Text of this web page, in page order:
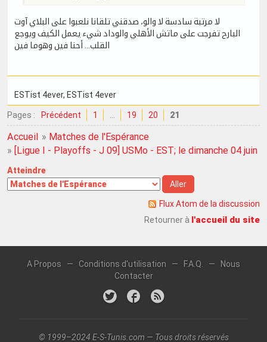
لا مرتبة سادسة لا والو، صدقني تلقانا نلعبوا على البلاي آوت
البارح تفرجت على ماتش الأهلي والوداد شيء يعمل الكيف ويوجع
القلب… أحنا فين وهوما فين
ESTist 4ever, ESTist 4ever
Pages : Précédent 1 … 19 20 21
Accueil » Matches de l'Espérance
»
[Ligue I - Playoffs - J 09] USMo - EST; le dimanche 04 juin
Atteindre
Flux Atom de la discussion
Retourner à l'accueil du site
A Propos — Conditions d'utilisation — F.A.Q. — Nous
Contacter
© 1999–2024 E-S-Tunis.com — Tous droits réservés